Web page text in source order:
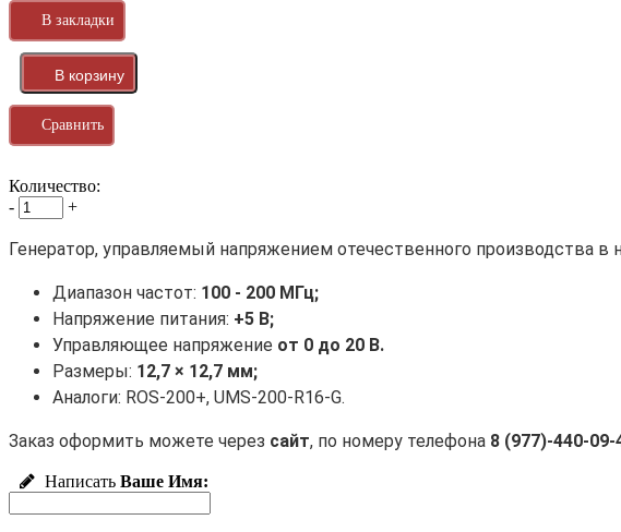
В закладки
Сравнить
Количество:
-
+
Генератор, управляемый напряжением отечественного производства
Диапазон частот: 100 - 200 МГц;
Напряжение питания: +5 В;
Управляющее напряжение от 0 до 20 В.
Размеры: 12,7 × 12,7 мм;
Аналоги: ROS-200+, UMS-200-R16-G.
Заказ оформить можете через сайт, по номеру телефона 8 (977)-440-09-
Написать Ваше Имя: